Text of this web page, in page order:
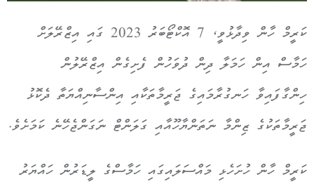
ކަރީމް ހާން ވިދާޅުވީ، 7 އޮކްޓޯބަރު 2023 ގައި އިޒްރޭލަށް
ހަމާސް އިން ހަމަލާ ދިން ދުވަހުން ފެށިގެން އިޒްރޭލުން
ހިންގާފައިވާ ހަނގުރާމައިގެ ޖަރީމާތަކާއި އިންސާނިއްޔަތާ ދެކޮޅު
ޖަރީމާތަކުގެ ޒިންމާ ނަތަންޔާހޫއާއި ގަލަންޓް ނަގަންޖެހޭނެ ކަމަށެވެ.
ކަރީމް ހާން ހުށަހެޅި މައްސަލައިގައި ހަމާސްގެ ލީޑަރުން ހައްޔަރު